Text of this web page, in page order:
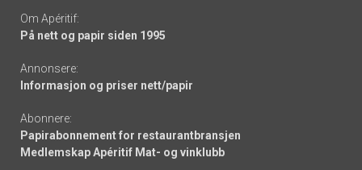
Om Apéritif:
På nett og papir siden 1995
Annonsere:
Informasjon og priser nett/papir
Abonnere:
Papirabonnement for restaurantbransjen
Medlemskap Apéritif Mat- og vinklubb